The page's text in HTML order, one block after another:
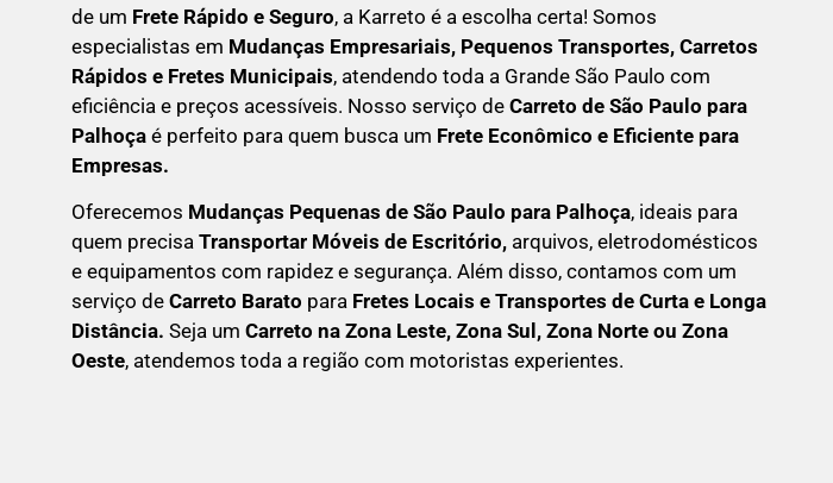
de um Frete Rápido e Seguro, a Karreto é a escolha certa! Somos
especialistas em Mudanças Empresariais, Pequenos Transportes, Carretos
Rápidos e Fretes Municipais, atendendo toda a Grande São Paulo com
eficiência e preços acessíveis. Nosso serviço de Carreto de São Paulo para
Palhoça é perfeito para quem busca um Frete Econômico e Eficiente para
Empresas.
Oferecemos Mudanças Pequenas de São Paulo para Palhoça, ideais para
quem precisa Transportar Móveis de Escritório, arquivos, eletrodomésticos
e equipamentos com rapidez e segurança. Além disso, contamos com um
serviço de Carreto Barato para Fretes Locais e Transportes de Curta e Longa
Distância. Seja um Carreto na Zona Leste, Zona Sul, Zona Norte ou Zona
Oeste, atendemos toda a região com motoristas experientes.